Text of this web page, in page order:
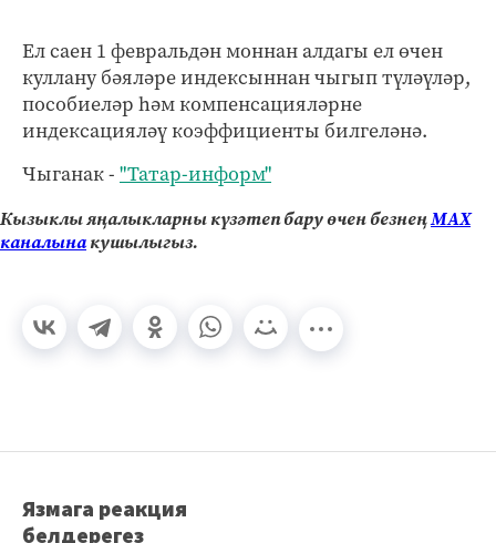
Ел саен 1 февральдән моннан алдагы ел өчен
куллану бәяләре индексыннан чыгып түләүләр,
пособиеләр һәм компенсацияләрне
индексацияләү коэффициенты билгеләнә.
Чыганак - "Татар-информ"
Кызыклы яңалыкларны күзәтеп бару өчен безнеңМАХ
каналынакушылыгыз.
Язмага реакция
белдерегез